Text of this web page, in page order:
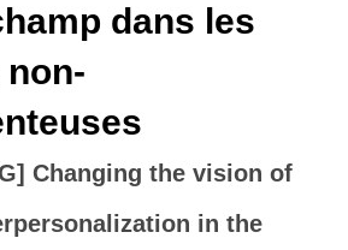
dans les
Changing the vision of
in the